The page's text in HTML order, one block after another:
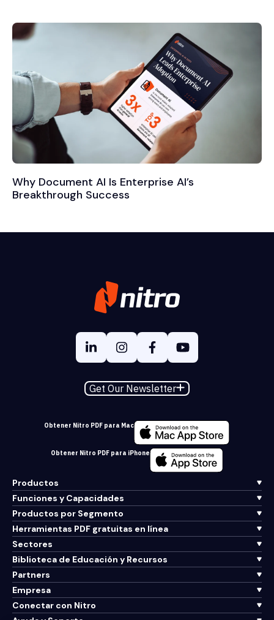
Why Document AI Is Enterprise AI’s
Breakthrough Success
Get Our Newsletter
Obtener Nitro PDF para Mac
Obtener Nitro PDF para iPhone
Productos
Funciones y Capacidades
Productos por Segmento
Herramientas PDF gratuitas en línea
Sectores
Biblioteca de Educación y Recursos
Partners
Empresa
Conectar con Nitro